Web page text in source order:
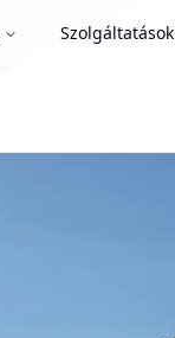
Szolgáltatások